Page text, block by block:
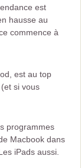
est
hausse au
commence à
est au top
si vous
programmes
Macbook dans
iPads aussi.